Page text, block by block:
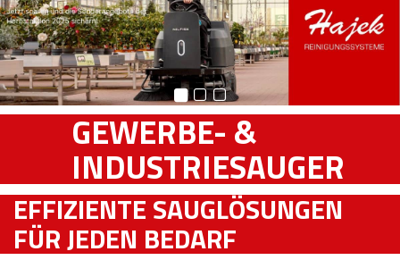
GEWERBE- &
INDUSTRIESAUGER
EFFIZIENTE SAUGLÖSUNGEN
FÜR JEDEN BEDARF